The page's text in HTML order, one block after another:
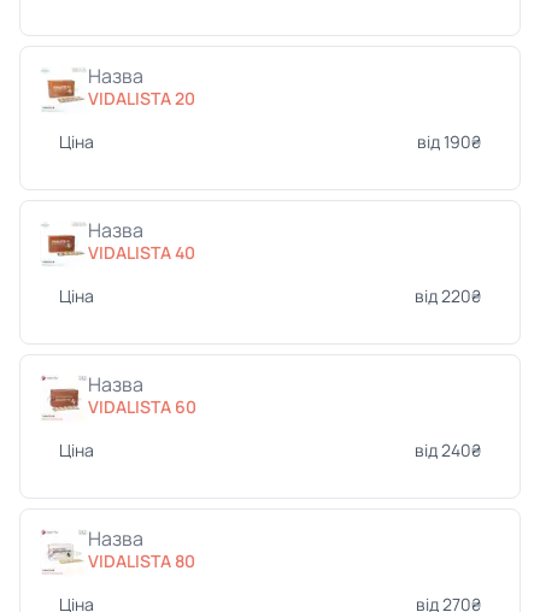
Назва
VIDALISTA 20
Ціна
від 190₴
Назва
VIDALISTA 40
Ціна
від 220₴
Назва
VIDALISTA 60
Ціна
від 240₴
Назва
VIDALISTA 80
Ціна
від 270₴